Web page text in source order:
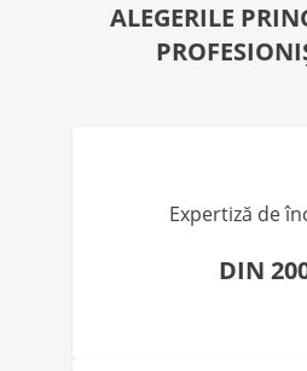
ALEGERILE
Expertiză de
DIN